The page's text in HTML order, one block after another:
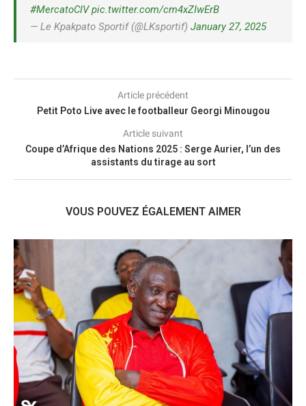
#MercatoCIV pic.twitter.com/cm4xZIwErB
— Le Kpakpato Sportif (@LKsportif) January 27, 2025
Article précédent
Petit Poto Live avec le footballeur Georgi Minougou
Article suivant
Coupe d’Afrique des Nations 2025 : Serge Aurier, l’un des
assistants du tirage au sort
VOUS POUVEZ ÉGALEMENT AIMER